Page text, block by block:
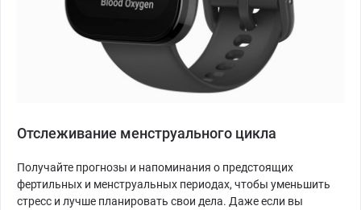
Отслеживание менструального цикла
Получайте прогнозы и напоминания о предстоящих
фертильных и менструальных периодах, чтобы уменьшить
стресс и лучше планировать свои дела. Даже если вы